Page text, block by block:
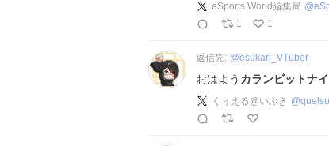
eSports World編集局 @
1
1
返信先: @esukari_VTuber
おはよう カランビットナ
くぅえる@いぶき @